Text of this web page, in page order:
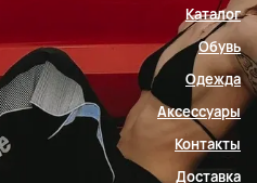
Каталог
Обувь
Одежда
Аксессуары
Контакты
Доставка